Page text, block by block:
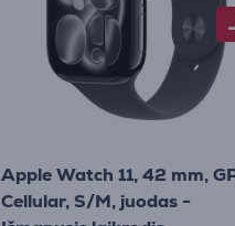
Apple Watch 11, 42 mm,
Cellular, S/M, juodas -